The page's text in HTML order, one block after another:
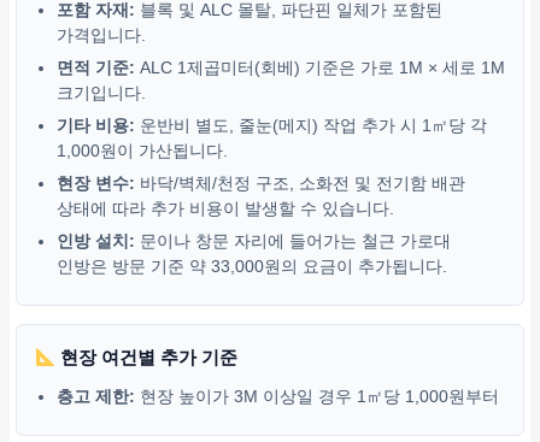
포함 자재: 블록 및 ALC 몰탈, 파단핀 일체가 포함된
가격입니다.
면적 기준: ALC 1제곱미터(회베) 기준은 가로 1M × 세로 1M
크기입니다.
기타 비용: 운반비 별도, 줄눈(메지) 작업 추가 시 1㎡당 각
1,000원이 가산됩니다.
현장 변수: 바닥/벽체/천정 구조, 소화전 및 전기함 배관
상태에 따라 추가 비용이 발생할 수 있습니다.
인방 설치: 문이나 창문 자리에 들어가는 철근 가로대
인방은 방문 기준 약 33,000원의 요금이 추가됩니다.
현장 여건별 추가 기준
층고 제한: 현장 높이가 3M 이상일 경우 1㎡당 1,000원부터